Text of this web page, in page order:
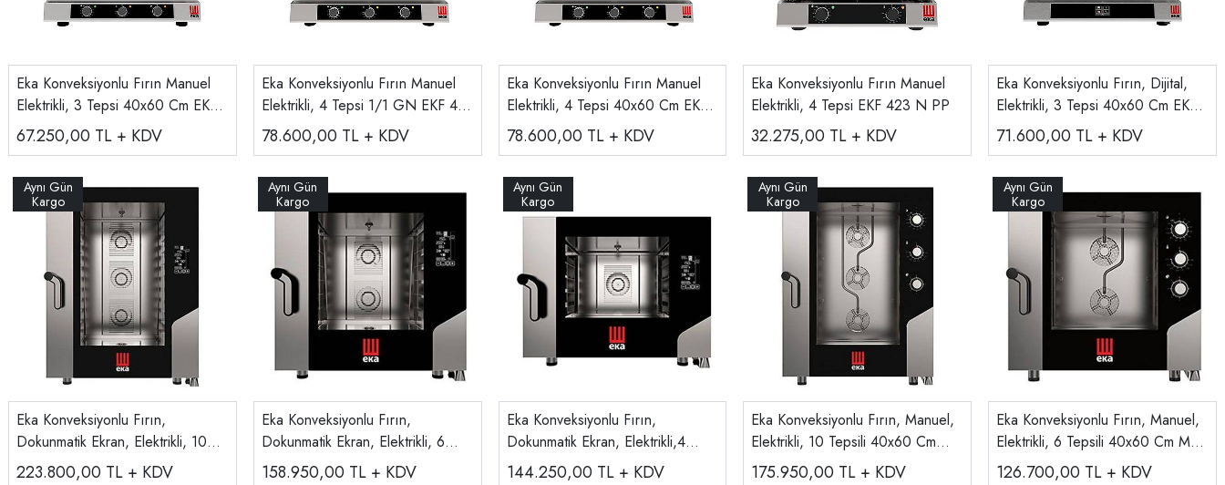
Eka Konveksiyonlu Fırın Manuel
Elektrikli, 3 Tepsi 40x60 Cm EKF
364 N UD
67.250,00 TL + KDV
Eka Konveksiyonlu Fırın Manuel
Elektrikli, 4 Tepsi 1/1 GN EKF 411
N UD
78.600,00 TL + KDV
Eka Konveksiyonlu Fırın Manuel
Elektrikli, 4 Tepsi 40x60 Cm EKF
464 N UD
78.600,00 TL + KDV
Eka Konveksiyonlu Fırın Manuel
Elektrikli, 4 Tepsi EKF 423 N PP
32.275,00 TL + KDV
Eka Konveksiyonlu Fırın, Dijital,
Elektrikli, 3 Tepsi 40x60 Cm EKF
364 N T UD
71.600,00 TL + KDV
Eka Konveksiyonlu Fırın,
Dokunmatik Ekran, Elektrikli, 10
Tepsili 40x60 Cm MKF 1064 BM
223.800,00 TL + KDV
Eka Konveksiyonlu Fırın,
Dokunmatik Ekran, Elektrikli, 6
Tepsili 40x60 Cm MKF 664 BM
158.950,00 TL + KDV
Eka Konveksiyonlu Fırın,
Dokunmatik Ekran, Elektrikli,4
Tepsili 40x60 Cm MKF 464BM
144.250,00 TL + KDV
Eka Konveksiyonlu Fırın, Manuel,
Elektrikli, 10 Tepsili 40x60 Cm
MKF 1064 S
175.950,00 TL + KDV
Eka Konveksiyonlu Fırın, Manuel,
Elektrikli, 6 Tepsili 40x60 Cm MKF
664 S
126.700,00 TL + KDV